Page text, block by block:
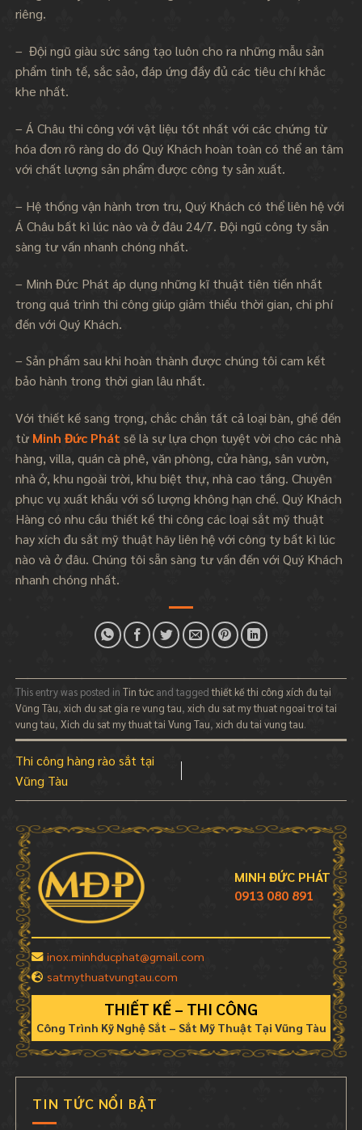
riêng.
– Đội ngũ giàu sức sáng tạo luôn cho ra những mẫu sản
phẩm tinh tế, sắc sảo, đáp ứng đầy đủ các tiêu chí khắc
khe nhất.
– Á Châu thi công với vật liệu tốt nhất với các chứng từ
hóa đơn rõ ràng do đó Quý Khách hoàn toàn có thể an tâm
với chất lượng sản phẩm được công ty sản xuất.
– Hệ thống vận hành trơn tru, Quý Khách có thể liên hệ với
Á Châu bất kì lúc nào và ở đâu 24/7. Đội ngũ công ty sẵn
sàng tư vấn nhanh chóng nhất.
– Minh Đức Phát áp dụng những kĩ thuật tiên tiến nhất
trong quá trình thi công giúp giảm thiểu thời gian, chi phí
đến với Quý Khách.
– Sản phẩm sau khi hoàn thành được chúng tôi cam kết
bảo hành trong thời gian lâu nhất.
Với thiết kế sang trọng, chắc chắn tất cả loại bàn, ghế đến
từ Minh Đức Phát sẽ là sự lựa chọn tuyệt vời cho các nhà
hàng, villa, quán cà phê, văn phòng, cửa hàng, sân vườn,
nhà ở, khu ngoài trời, khu biệt thự, nhà cao tầng. Chuyên
phục vụ xuất khẩu với số lượng không hạn chế. Quý Khách
Hàng có nhu cầu thiết kế thi công các loại sắt mỹ thuật
hay xích đu sắt mỹ thuật hãy liên hệ với công ty bất kì lúc
nào và ở đâu. Chúng tôi sẵn sàng tư vấn đến với Quý Khách
nhanh chóng nhất.
This entry was posted inTin tức and taggedthiết kế thi công xích đu tại
Vũng Tàu,xich du sat gia re vung tau,xich du sat my thuat ngoai troi tai
vung tau,Xich du sat my thuat tai Vung Tau,xich du tai vung tau.
Thi công hàng rào sắt tại
Vũng Tàu
MINH ĐỨC PHÁT
0913 080 891
inox.minhducphat@gmail.com
satmythuatvungtau.com
THIẾT KẾ – THI CÔNG
Công Trình Kỹ Nghệ Sắt – Sắt Mỹ Thuật Tại Vũng Tàu
TIN TỨC NỔI BẬT